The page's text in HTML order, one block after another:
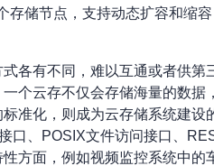
存储节点，支持动态扩容和缩
各有不同，难以互通或者供第
个云存不仅会存储海量的数据
准化，则成为云存储系统建设
口、POSIX文件访问接口、
方面，例如视频监控系统中的